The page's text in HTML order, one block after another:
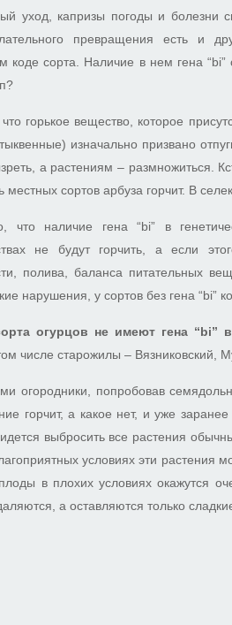
уход, капризы погоды и болезни
превращения есть и
коде сорта. Наличие в нем гена
горькое вещество, которое
изначально призвано
а растениям – размножиться.
местных сортов арбуза горчит. В
что наличие гена “bi” в
не будут горчить, а если
полива, баланса питательных
нарушения, у сортов без гена “bi”
огурцов не имеют гена “bi”
числе старожилы – Вязниковский,
огородники, попробовав
горчит, а какое нет, и уже
выбросить все растения
условиях эти растения
в плохих условиях окажутся
а оставляются только